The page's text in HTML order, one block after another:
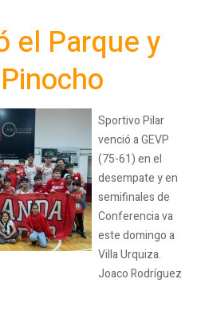
el Parque y
Sportivo Pilar
venció a GEVP
(75-61) en el
desempate y en
semifinales de
Conferencia va
este domingo a
Villa Urquiza.
Joaco Rodríguez